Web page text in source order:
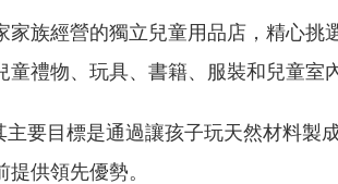
家族經營的獨立兒童用品店，精心挑
禮物、玩具、書籍、服裝和兒童室
主要目標是通過讓孩子玩天然材料製
供領先優勢。